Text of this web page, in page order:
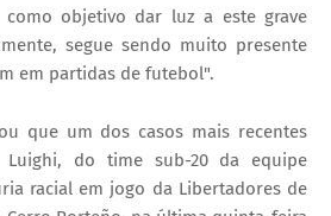
objetivo dar luz a este grave
segue sendo muito presente
em partidas de futebol".
que um dos casos mais recentes
Luighi, do time sub-20 da equipe
racial em jogo da Libertadores de